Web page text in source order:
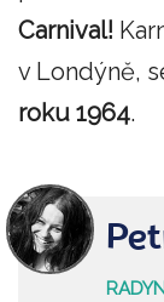
Carnival!
v Londýně,
roku 1964.